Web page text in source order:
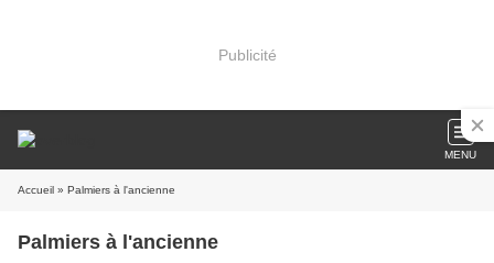
Publicité
MENU
Accueil » Palmiers à l'ancienne
Palmiers à l'ancienne